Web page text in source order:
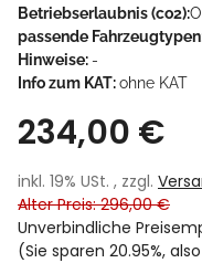
Betriebserlaubnis (co2):
passende
Hinweise: -
Info zum KAT:ohne KAT
234,00 €
inkl. 19% USt. , zzgl.
Alter Preis: 296,00 €
Unverbindliche
(Sie sparen 20.95%, also